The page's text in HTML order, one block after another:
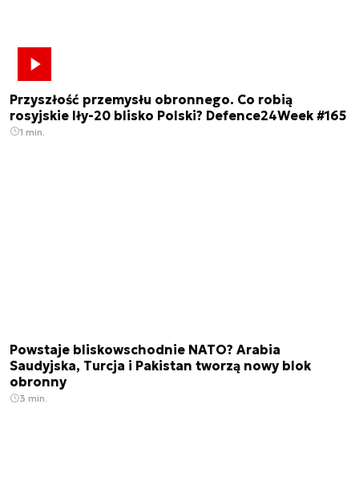
Przyszłość przemysłu obronnego. Co robią
rosyjskie Iły-20 blisko Polski? Defence24Week #165
1 min.
Powstaje bliskowschodnie NATO? Arabia
Saudyjska, Turcja i Pakistan tworzą nowy blok
obronny
3 min.